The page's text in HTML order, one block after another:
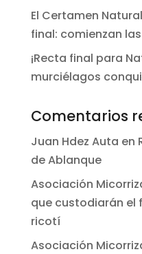
El Certamen
final: comienzan
¡Recta final para
murciélagos
Comentarios
Juan Hdez Auta en
de Ablanque
Asociación
que custodiarán el
ricotí
Asociación